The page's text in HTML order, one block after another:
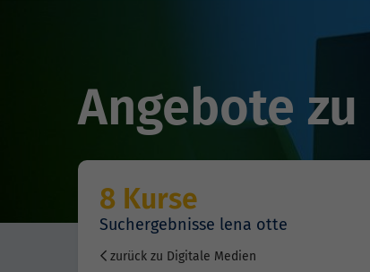
Angebote
8 Kurse
Suchergebnisse lena otte
zurück zu Digitale Medien